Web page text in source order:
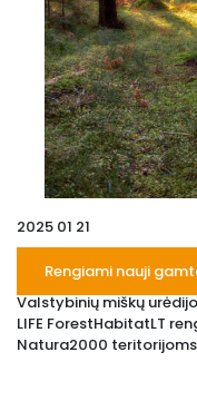
2025 01 21
Rengiami nauji
Valstybinių miškų
LIFE ForestHabitatLT
Natura2000 teritorijoms